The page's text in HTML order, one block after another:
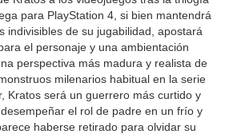
para PlayStation 4, si bien mantendrá
indivisibles de su jugabilidad, apostará
el personaje y una ambientación
perspectiva más madura y realista de
milenarios habitual en la serie
Kratos será un guerrero más curtido y
el rol de padre en un frío y
haberse retirado para olvidar su